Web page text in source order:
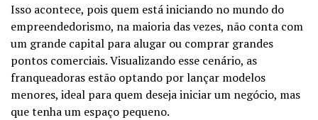
Isso acontece, pois quem está iniciando no mundo do
empreendedorismo, na maioria das vezes, não conta com
um grande capital para alugar ou comprar grandes
pontos comerciais. Visualizando esse cenário, as
franqueadoras estão optando por lançar modelos
menores, ideal para quem deseja iniciar um negócio, mas
que tenha um espaço pequeno.